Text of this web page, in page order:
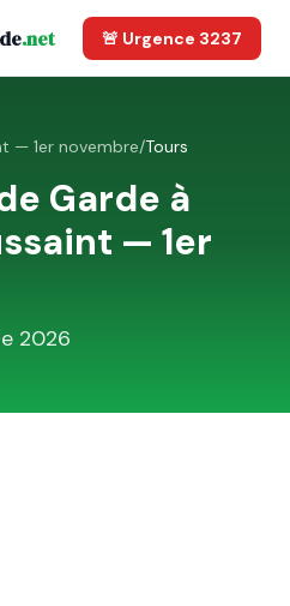
.net 🚨 Urgence 3237
— 1er novembre/Tours
Garde à
— 1er
2026